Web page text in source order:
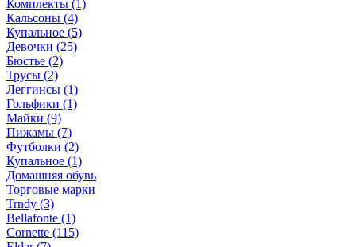
Комплекты (1)
Кальсоны (4)
Купальное (5)
Девочки (25)
Бюстье (2)
Трусы (2)
Леггинсы (1)
Гольфики (1)
Майки (9)
Пижамы (7)
Футболки (2)
Купальное (1)
Домашняя обувь
Торговые марки
Trndy (3)
Bellafonte (1)
Cornette (115)